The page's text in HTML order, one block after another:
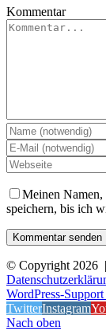
Kommentar
Meinen
speichern, bis ich
© Copyright 2026
WordPress-
TwitterInstagram
Nach oben